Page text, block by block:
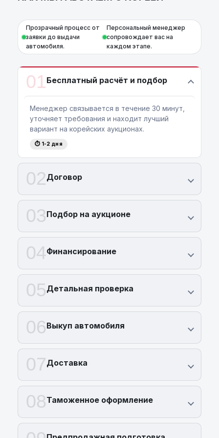
Прозрачный процесс от
заявки до выдачи
автомобиля.
Персональный менеджер
сопровождает вас на
каждом этапе.
01Бесплатный расчёт и подбор
Менеджер связывается в течение 30 минут,
уточняет требования и находит лучший
вариант на корейских аукционах.
⏱ 1-2 дня
02Договор
03Подбор на аукционе
04Финансирование
05Детальная проверка
06Выкуп автомобиля
07Доставка
08Таможенное оформление